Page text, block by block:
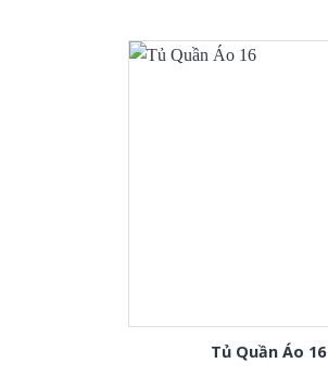
Tủ Quần Áo 16